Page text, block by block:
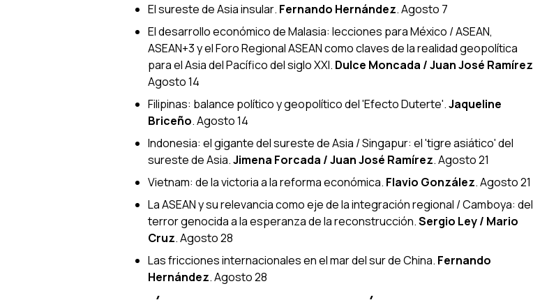
El sureste de Asia insular. Fernando Hernández. Agosto 7
El desarrollo económico de Malasia: lecciones para México / ASEAN,
ASEAN+3 y el Foro Regional ASEAN como claves de la realidad geopolítica
para el Asia del Pacífico del siglo XXI. Dulce Moncada / Juan José Ramírez
Agosto 14
Filipinas: balance político y geopolítico del 'Efecto Duterte'.Jaqueline
Briceño. Agosto 14
Indonesia: el gigante del sureste de Asia / Singapur: el 'tigre asiático' del
sureste de Asia.Jimena Forcada / Juan José Ramírez. Agosto 21
Vietnam: de la victoria a la reforma económica. Flavio González. Agosto 21
La ASEAN y su relevancia como eje de la integración regional / Camboya: del
terror genocida a la esperanza de la reconstrucción.Sergio Ley / Mario
Cruz. Agosto 28
Las fricciones internacionales en el mar del sur de China. Fernando
Hernández. Agosto 28